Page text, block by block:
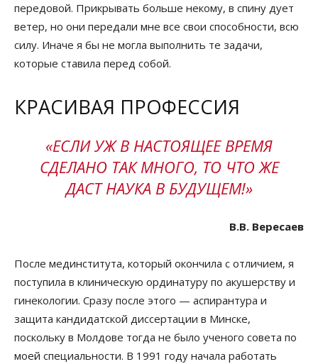
передовой. Прикрывать больше некому, в спину дует
ветер, но они передали мне все свои способности, всю
силу. Иначе я бы не могла выполнить те задачи,
которые ставила перед собой.
КРАСИВАЯ ПРОФЕССИЯ
«ЕСЛИ УЖ В НАСТОЯЩЕЕ ВРЕМЯ
СДЕЛАНО ТАК МНОГО, ТО ЧТО ЖЕ
ДАСТ НАУКА В БУДУЩЕМ!»
В.В. Вересаев
После мединститута, который окончила с отличием, я
поступила в клиническую ординатуру по акушерству и
гинекологии. Сразу после этого — аспирантура и
защита кандидатской диссертации в Минске,
поскольку в Молдове тогда не было ученого совета по
моей специальности. В 1991 году начала работать